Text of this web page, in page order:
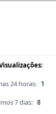
24 horas: 1
7 dias: 8